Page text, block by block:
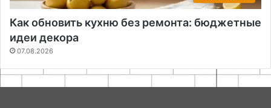
Как обновить кухню без ремонта: бюджетные
идеи декора
07.08.2026